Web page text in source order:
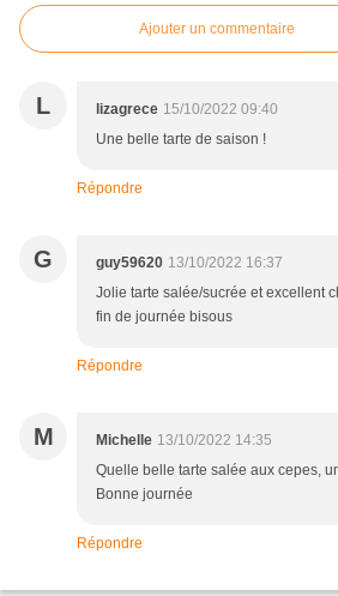
Ajouter un commentaire
L lizagrece 15/10/2022 09:40
Une belle tarte de saison !
Répondre
G guy59620 13/10/2022 16:37
Jolie tarte salée/sucrée et excellent
fin de journée bisous
Répondre
M Michelle 13/10/2022 14:35
Quelle belle tarte salée aux cepes,
Bonne journée
Répondre